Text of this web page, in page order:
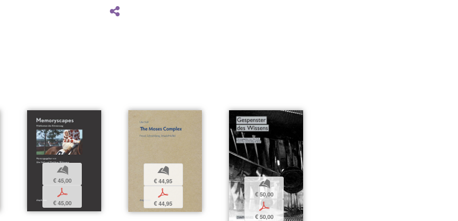
b
€ 45,00
p
€ 45,00
b
€ 44,95
p
€ 44,95
b
€ 50,00
p
€ 50,00